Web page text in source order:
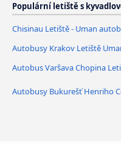
Populární letiště s
Chisinau Letiště - Uman
Autobusy Krakov Letiště
Autobus Varšava Chopina
Autobusy Bukurešť Henriho